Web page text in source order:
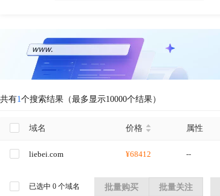
共有1个搜索结果（最多显示10000个结果）
域名 价格 属性
liebei.com ¥68412 --
已选中 0 个域名 批量购买 批量关注